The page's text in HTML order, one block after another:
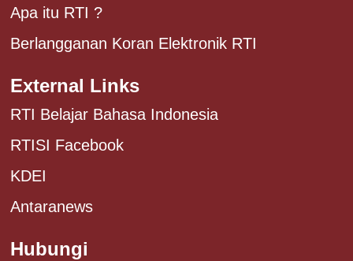
Apa itu RTI ?
Berlangganan Koran Elektronik RTI
External Links
RTI Belajar Bahasa Indonesia
RTISI Facebook
KDEI
Antaranews
Hubungi